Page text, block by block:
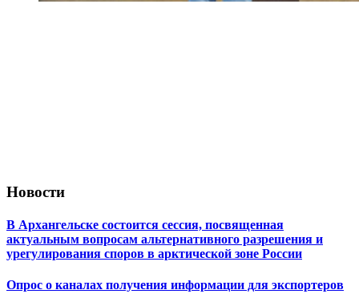
Новости
В Архангельске состоится сессия, посвященная
актуальным вопросам альтернативного разрешения и
урегулирования споров в арктической зоне России
Опрос о каналах получения информации для экспортеров